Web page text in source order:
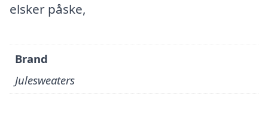
elsker påske,
Brand
Julesweaters